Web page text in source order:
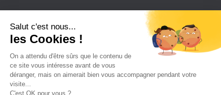
MOYENS DE PAIEMENT SÉCURISÉS